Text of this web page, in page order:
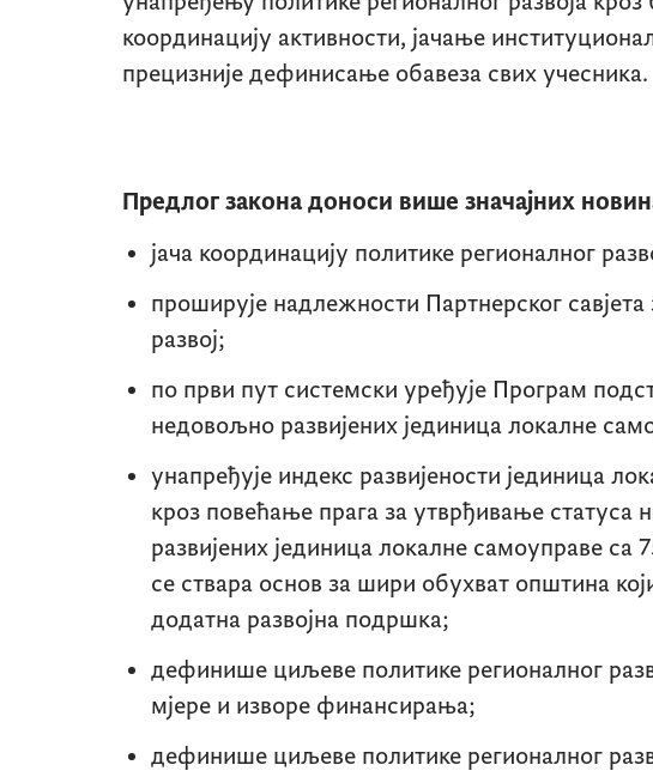
координацију активности, јачање
прецизније дефинисање обавеза свих учесника.
Предлог закона доноси више значајних
јача координацију политике регионалног
проширује надлежности Партнерског савјета
развој;
по први пут системски уређује Програм
недовољно развијених јединица локалне
унапређује индекс развијености јединица
кроз повећање прага за утврђивање статуса
развијених јединица локалне самоуправе са
се ствара основ за шири обухват општина
додатна развојна подршка;
дефинише циљеве политике регионалног
мјере и изворе финансирања;
дефинише циљеве политике регионалног